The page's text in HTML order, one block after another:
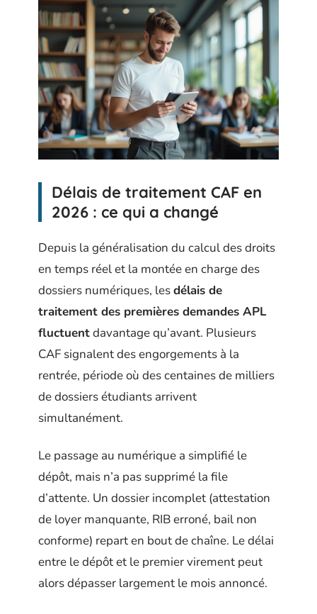
Délais de traitement CAF en
2026 : ce qui a changé
Depuis la généralisation du calcul des droits
en temps réel et la montée en charge des
dossiers numériques, lesdélais de
traitement des premières demandes APL
fluctuentdavantage qu’avant. Plusieurs
CAF signalent des engorgements à la
rentrée, période où des centaines de milliers
de dossiers étudiants arrivent
simultanément.
Le passage au numérique a simplifié le
dépôt, mais n’a pas supprimé la file
d’attente. Un dossier incomplet (attestation
de loyer manquante, RIB erroné, bail non
conforme) repart en bout de chaîne. Le délai
entre le dépôt et le premier virement peut
alors dépasser largement le mois annoncé.